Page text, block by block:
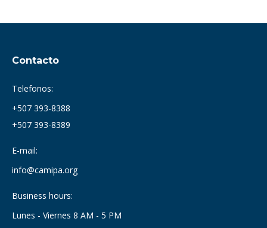
Contacto
Telefonos:
+507 393-8388
+507 393-8389
E-mail:
info@camipa.org
Business hours:
Lunes - Viernes 8 AM - 5 PM